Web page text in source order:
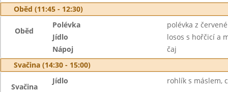
Oběd (11:45 - 12:30)
Oběd
Polévka
polévka z
Jídlo
losos s hořčicí a
Nápoj
čaj
Svačina (14:30 - 15:00)
Svačina
Jídlo rohlík s máslem,